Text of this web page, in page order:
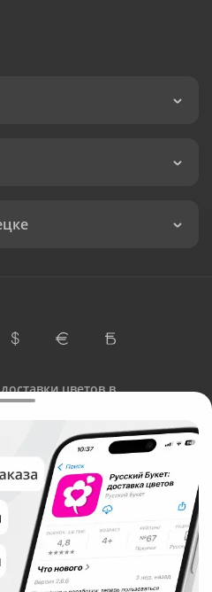
цветов в
«Технология»
ул. Ипподромская,